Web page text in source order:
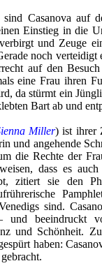
Casanova auf
Einstieg in die
und Zeuge
noch verteidigt
auf den
eine Frau ihren
da stürmt ein
Bart ab und
Miller) ist ihrer
und angehende
die Rechte der
dass es
zitiert sie den
sind.
und beeindruckt
und Schönheit.
haben: